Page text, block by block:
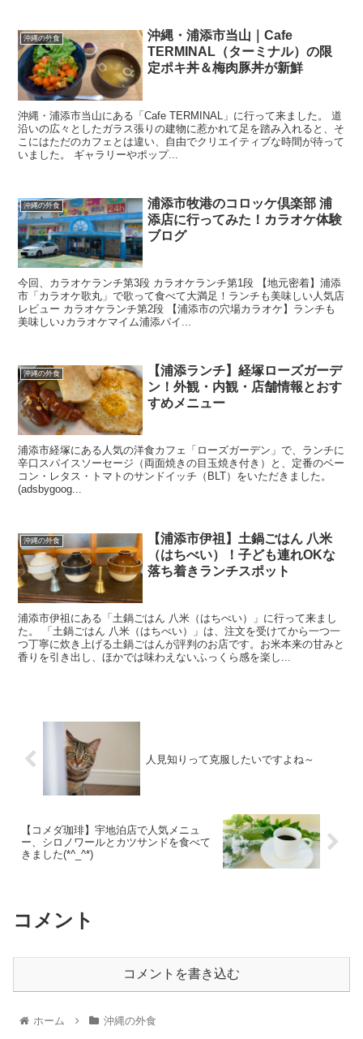
沖縄の外食
沖縄・浦添市当山｜Cafe
TERMINAL（ターミナル）の限
定ポキ丼＆梅肉豚丼が新鮮
沖縄・浦添市当山にある「Cafe TERMINAL」に行って来ました。 道
沿いの広々としたガラス張りの建物に惹かれて足を踏み入れると、そ
こにはただのカフェとは違い、自由でクリエイティブな時間が待って
いました。 ギャラリーやポップ...
沖縄の外食
浦添市牧港のコロッケ倶楽部 浦
添店に行ってみた！カラオケ体験
ブログ
今回、カラオケランチ第3段 カラオケランチ第1段 【地元密着】浦添
市「カラオケ歌丸」で歌って食べて大満足！ランチも美味しい人気店
レビュー カラオケランチ第2段 【浦添市の穴場カラオケ】ランチも
美味しい♪カラオケマイム浦添パイ...
沖縄の外食
【浦添ランチ】経塚ローズガーデ
ン！外観・内観・店舗情報とおす
すめメニュー
浦添市経塚にある人気の洋食カフェ「ローズガーデン」で、ランチに
辛口スパイスソーセージ（両面焼きの目玉焼き付き）と、定番のベー
コン・レタス・トマトのサンドイッチ（BLT）をいただきました。
(adsbygoog...
沖縄の外食
【浦添市伊祖】土鍋ごはん 八米
（はちべい）！子ども連れOKな
落ち着きランチスポット
浦添市伊祖にある「土鍋ごはん 八米（はちべい）」に行って来まし
た。 「土鍋ごはん 八米（はちべい）」は、注文を受けてから一つ一
つ丁寧に炊き上げる土鍋ごはんが評判のお店です。お米本来の甘みと
香りを引き出し、ほかでは味わえないふっくら感を楽し...
人見知りって克服したいですよね～
【コメダ珈琲】宇地泊店で人気メニュ
ー、シロノワールとカツサンドを食べて
きました(*^_^*)
コメント
コメントを書き込む
ホーム 沖縄の外食